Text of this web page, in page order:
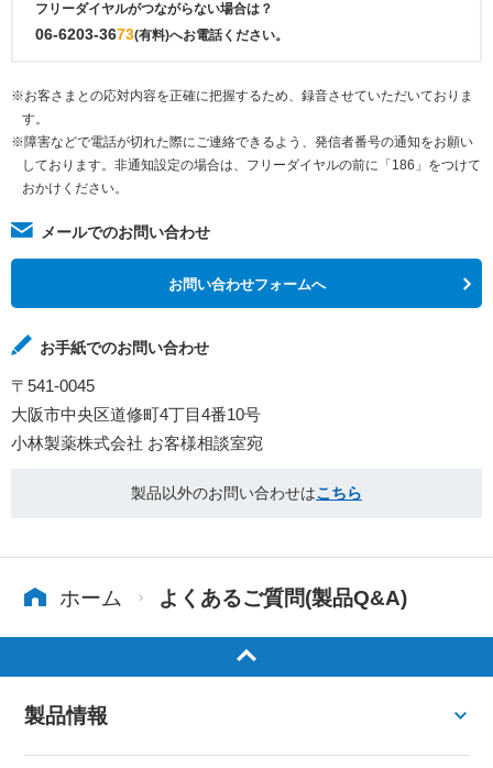
フリーダイヤルがつながらない場合は？
06-6203-3673(有料)へお電話ください。
※お客さまとの応対内容を正確に把握するため、録音させていただいておりま
す。
※障害などで電話が切れた際にご連絡できるよう、発信者番号の通知をお願い
しております。非通知設定の場合は、フリーダイヤルの前に「186」をつけて
おかけください。
メールでのお問い合わせ
お問い合わせフォームへ
お手紙でのお問い合わせ
〒541-0045
大阪市中央区道修町4丁目4番10号
小林製薬株式会社 お客様相談室宛
製品以外のお問い合わせはこちら
ホーム よくあるご質問(製品Q&A)
製品情報